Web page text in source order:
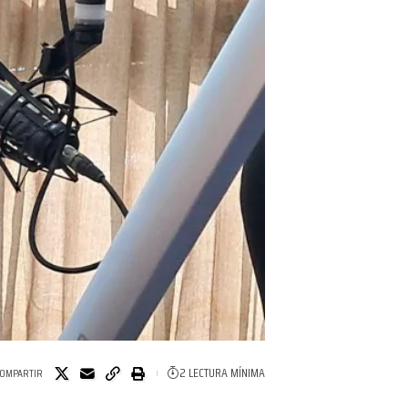
2 LECTURA MÍNIMA